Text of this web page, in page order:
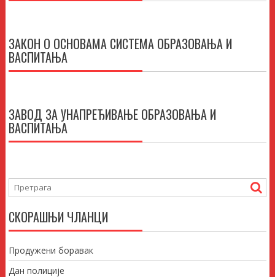
ЗАКОН О ОСНОВАМА СИСТЕМА ОБРАЗОВАЊА И
ВАСПИТАЊА
ЗАВОД ЗА УНАПРЕЂИВАЊЕ ОБРАЗОВАЊА И
ВАСПИТАЊА
СКОРАШЊИ ЧЛАНЦИ
Продужени боравак
Дан полиције